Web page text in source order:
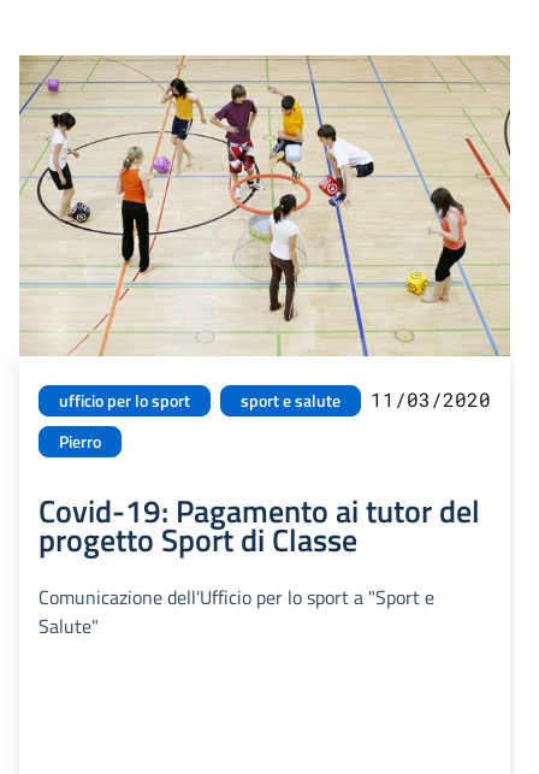
ufficio per lo sport
sport e salute
Pierro
11/03/2020
Covid-19: Pagamento ai tutor del
progetto Sport di Classe
Comunicazione dell'Ufficio per lo sport a "Sport e
Salute"